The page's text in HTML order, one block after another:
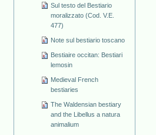
Sul testo del Bestiario
moralizzato (Cod. V.E.
477)
Note sul bestiario toscano
Bestiaire occitan: Bestiari
lemosin
Medieval French
bestiaries
The Waldensian bestiary
and the Libellus a natura
animalium